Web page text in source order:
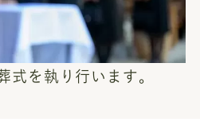
式を執り行います。